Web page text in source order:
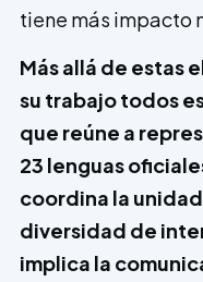
tiene más impacto
Más allá de estas
su trabajo todos
que reúne a
23 lenguas
coordina la
diversidad de
implica la